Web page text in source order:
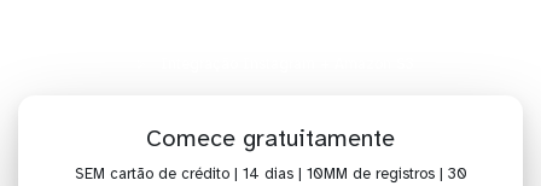
Comece gratuitamente
SEM cartão de crédito | 14 dias | 10MM de registros | 30